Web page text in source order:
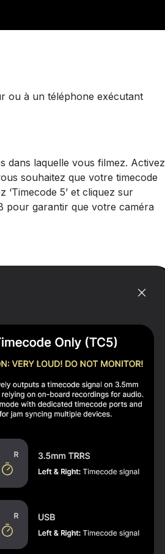
ou à un téléphone exécutant
dans laquelle vous filmez. Activez
souhaitez que votre timecode
‘Timecode 5’ et cliquez sur
pour garantir que votre caméra